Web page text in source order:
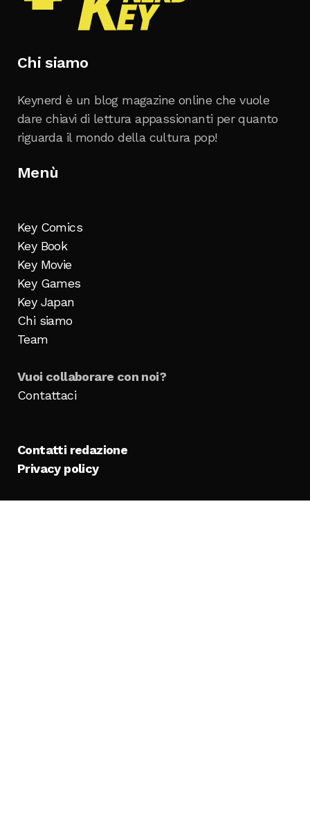
Chi siamo
Keynerd è un blog magazine online che vuole
dare chiavi di lettura appassionanti per quanto
riguarda il mondo della cultura pop!
Menù
Key Comics
Key Book
Key Movie
Key Games
Key Japan
Chi siamo
Team
Vuoi collaborare con noi?
Contattaci
Contatti redazione
Privacy policy